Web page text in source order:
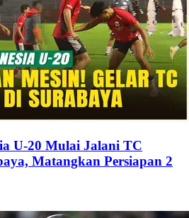
U-20 Mulai Jalani TC
Matangkan Persiapan 2